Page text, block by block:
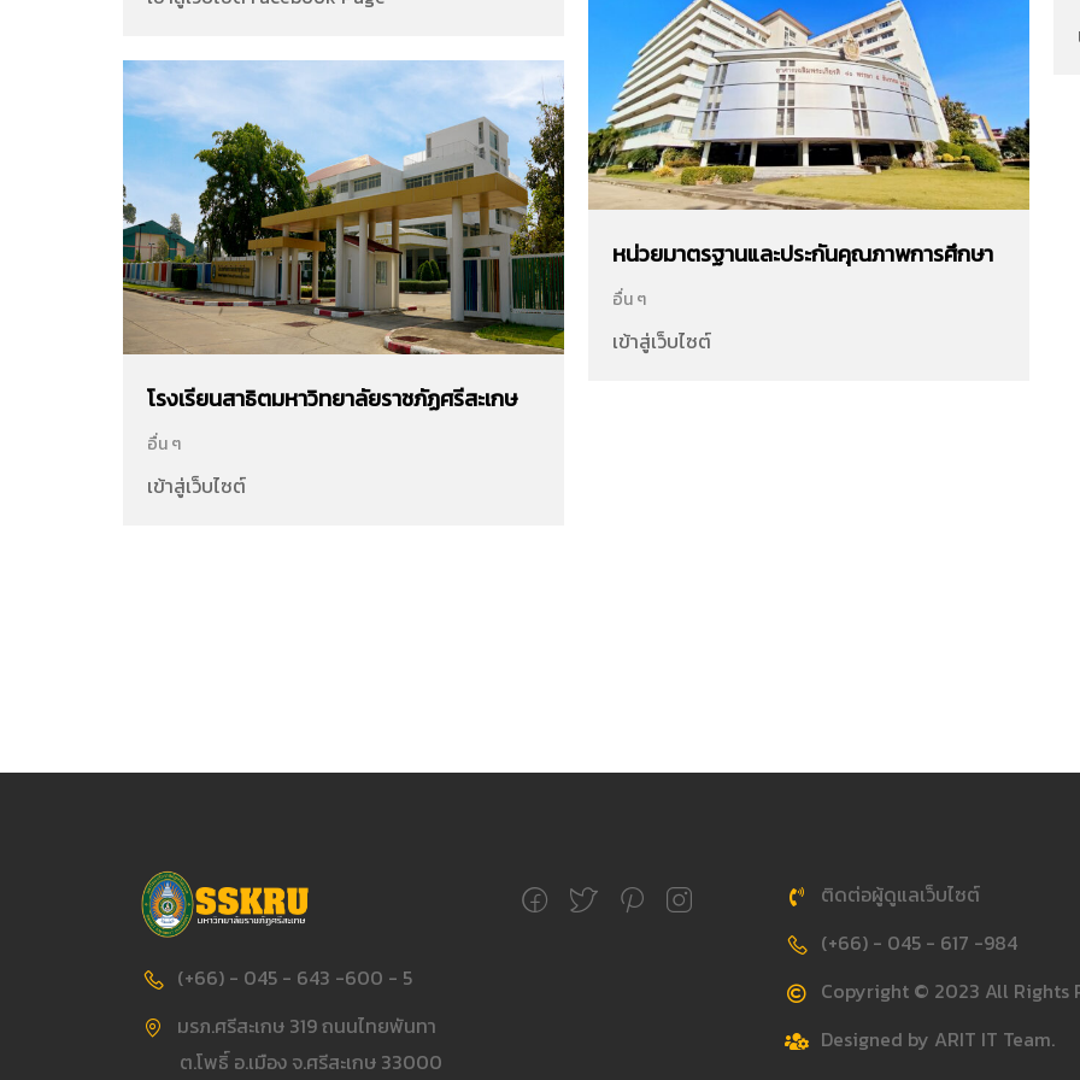
หน่วยมาตรฐานและประกันคุณภาพการศึกษา
อื่น ๆ
เข้าสู่เว็บไซต์
โรงเรียนสาธิตมหาวิทยาลัยราชภัฏศรีสะเกษ
อื่น ๆ
เข้าสู่เว็บไซต์
(+66) - 045 - 643 -600 - 5
มรภ.ศรีสะเกษ 319 ถนนไทยพันทา
ต.โพธิ์ อ.เมือง จ.ศรีสะเกษ 33000
ติดต่อผู้ดูแลเว็บไซต์
(+66) - 045 - 617 -984
Copyright © 2023 All Rights
Designed by ARIT IT Team.